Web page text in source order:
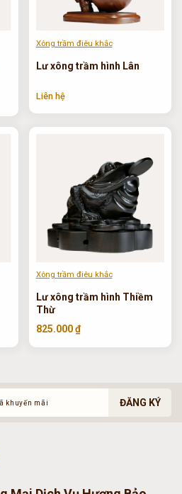
Xông trầm điêu khắc
Lư xông trầm hình Lân
Liên hệ
Xông trầm điêu khắc
Lư xông trầm hình Thiềm
Thừ
825.000 ₫
ĐĂNG KÝ